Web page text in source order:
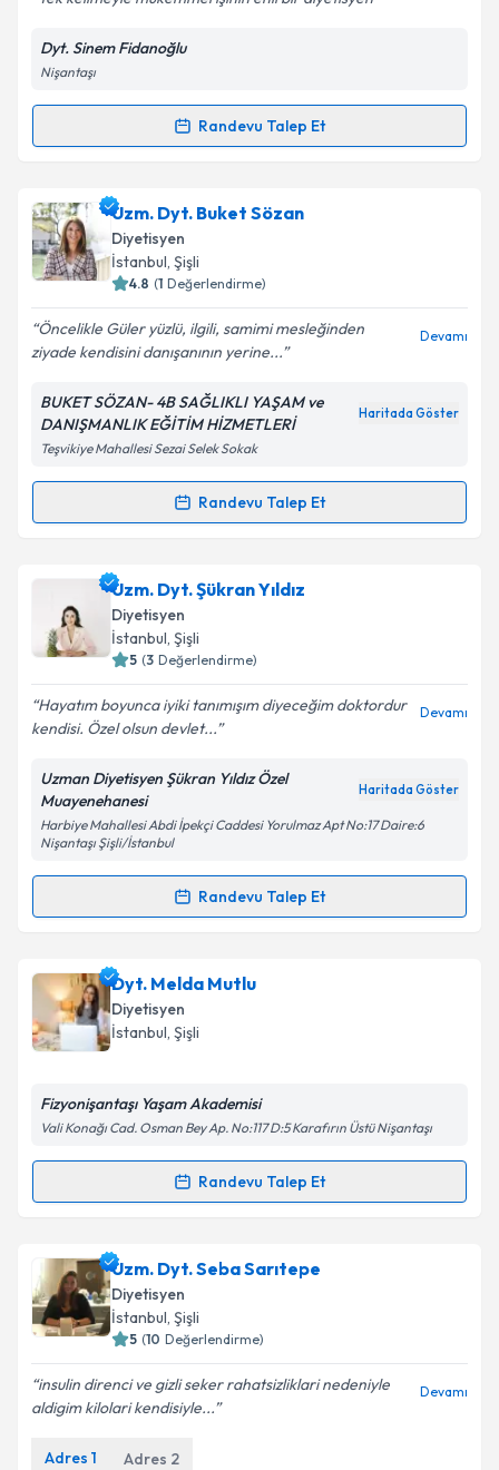
Metni'ni okudum ve kişisel verilerimin belirtilen
kapsamda işlenmesini kabul ediyorum.
Dyt. Sinem Fidanoğlu
Nişantaşı
Randevu Talep Et
Randevu Takvimi Talebi
Dyt. Sinem Fidanoğluiçin randevu takvimi talebi
oluşturun. Size bu uzmandan randevu almanız için bir
takvim hazırlandığında e-posta ile bilgilendireceğiz.
Kişisel verilerimin işlenmesine ilişkin
Aydınlatma
Metni 'ni okudum ve kişisel verilerimin belirtilen
kapsamda işlenmesini kabul ediyorum.
Takvim Talebini Gönder
Uzm. Dyt. Buket Sözan
Diyetisyen
İstanbul, Şişli
4.8 (1 Değerlendirme)
Öncelikle Güler yüzlü, ilgili, samimi mesleğinden
ziyade kendisini danışanının yerine...
Devamı
BUKET SÖZAN- 4B SAĞLIKLI YAŞAM ve
DANIŞMANLIK EĞİTİM HİZMETLERİ
Haritada Göster
Teşvikiye Mahallesi Sezai Selek Sokak
Randevu Talep Et
Randevu Takvimi Talebi
Uzm. Dyt. Buket Sözaniçin randevu takvimi talebi
oluşturun. Size bu uzmandan randevu almanız için bir
takvim hazırlandığında e-posta ile bilgilendireceğiz.
Kişisel verilerimin işlenmesine ilişkin
Aydınlatma
Metni'ni okudum ve kişisel verilerimin belirtilen
kapsamda işlenmesini kabul ediyorum.
Takvim Talebini Gönder
Uzm. Dyt. Şükran Yıldız
Diyetisyen
İstanbul, Şişli
5 (3 Değerlendirme)
Hayatım boyunca iyiki tanımışım diyeceğim doktordur
kendisi. Özel olsun devlet...
Devamı
Uzman Diyetisyen Şükran Yıldız Özel
Muayenehanesi
Haritada Göster
Harbiye Mahallesi Abdi İpekçi Caddesi Yorulmaz Apt No:17 Daire:6
Nişantaşı Şişli/İstanbul
Randevu Talep Et
Randevu Takvimi Talebi
Uzm. Dyt. Şükran Yıldıziçin randevu takvimi talebi
oluşturun. Size bu uzmandan randevu almanız için bir
takvim hazırlandığında e-posta ile bilgilendireceğiz.
Kişisel verilerimin işlenmesine ilişkin
Metni'ni okudum ve kişisel verilerimin belirtilen
Takvim Talebini Gönder
Dyt. Melda Mutlu
Diyetisyen
İstanbul, Şişli
Fizyonişantaşı Yaşam Akademisi
Vali Konağı Cad. Osman Bey Ap. No:117 D:5 Karafırın Üstü Nişantaşı
Randevu Talep Et
Randevu Takvimi Talebi
Dyt. Melda Mutluiçin randevu takvimi talebi
oluşturun. Size bu uzmandan randevu almanız için bir
takvim hazırlandığında e-posta ile bilgilendireceğiz.
Kişisel verilerimin işlenmesine ilişkin
Uzm. Dyt. Seba Sarıtepe
Diyetisyen
İstanbul, Şişli
5 (10 Değerlendirme)
insulin direnci ve gizli seker rahatsizliklari nedeniyle
aldigim kilolari kendisiyle...
Devamı
Adres 1 Adres 2